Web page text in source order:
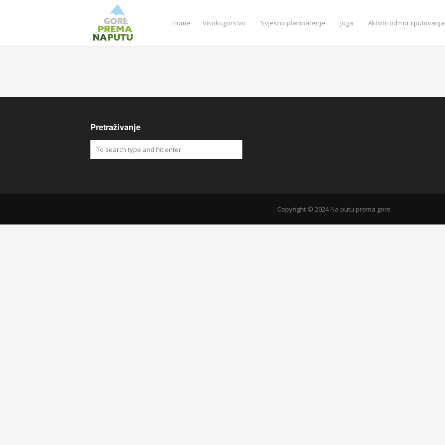
Home Visokogorstvo Svjesno planinarenje Joga Aktivni odmor i putovanja
Pretraživanje
Copyright © 2024 Na putu prema gore